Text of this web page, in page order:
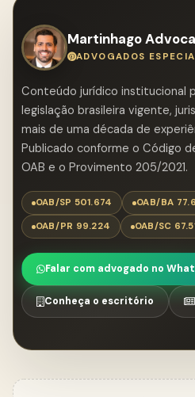
Martinhago
ADVOGADOS
Conteúdo jurídico institucional
legislação brasileira vigente,
mais de uma década de
Publicado conforme o Código
OAB e o Provimento 205/2021.
OAB/SP 501.674 OAB/BA
OAB/PR 99.224
OAB/SC
Falar com advogado no
Conheça o escritório